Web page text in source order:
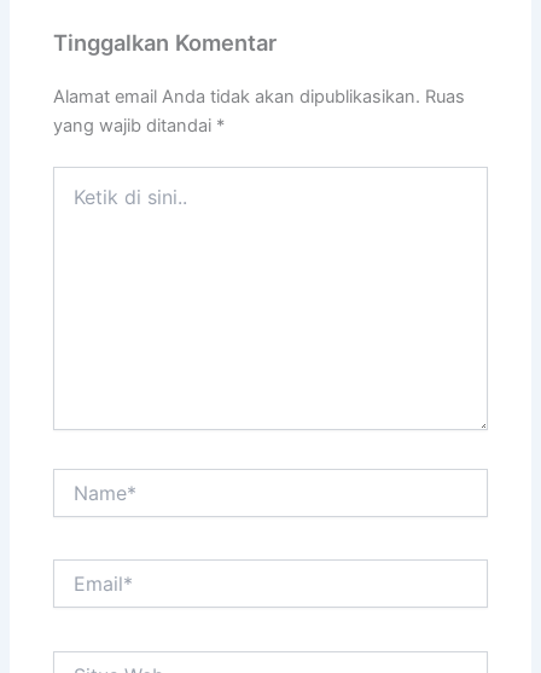
Tinggalkan Komentar
Alamat email Anda tidak akan dipublikasikan. Ruas
yang wajib ditandai *